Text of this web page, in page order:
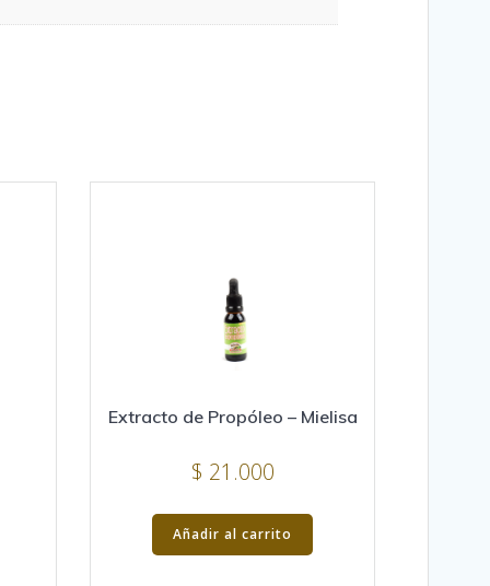
Extracto de Propóleo – Mielisa
$ 21.000
Añadir al carrito